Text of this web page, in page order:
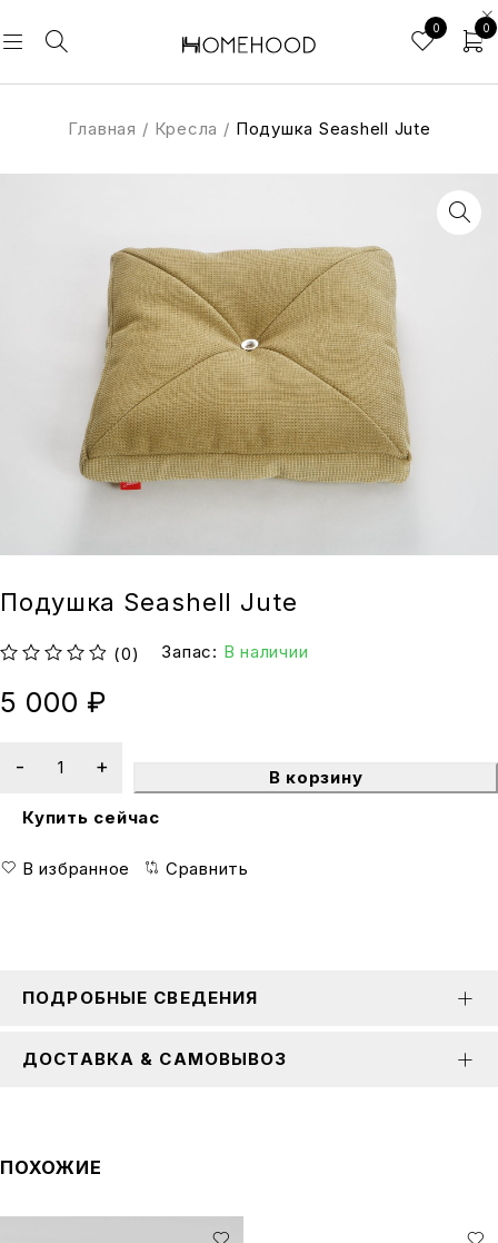
0 0
Главная / Кресла / Подушка Seashell Jute
Подушка Seashell Jute
(0) Запас: В наличии
5 000 ₽
В корзину
Купить сейчас
В избранное Сравнить
ПОДРОБНЫЕ СВЕДЕНИЯ
ДОСТАВКА & САМОВЫВОЗ
ПОХОЖИЕ